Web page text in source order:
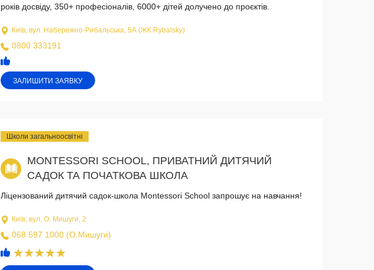
років досвіду, 350+ професіоналів, 6000+ дітей долучено до проєктів.
Київ, вул. Набережно-Рибальська, 5А (ЖК Rybalsky)
0800 333191
ЗАЛИШИТИ ЗАЯВКУ
Школи загальноосвітні
MONTESSORI SCHOOL, ПРИВАТНИЙ ДИТЯЧИЙ
САДОК ТА ПОЧАТКОВА ШКОЛА
Ліцензований дитячий садок-школа Montessori School запрошує на навчання!
Київ, вул. О. Мишуги, 2
068 597 1000 (О.Мишуги)